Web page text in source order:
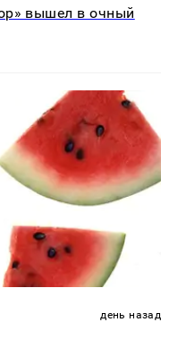
вышел в очный
день назад